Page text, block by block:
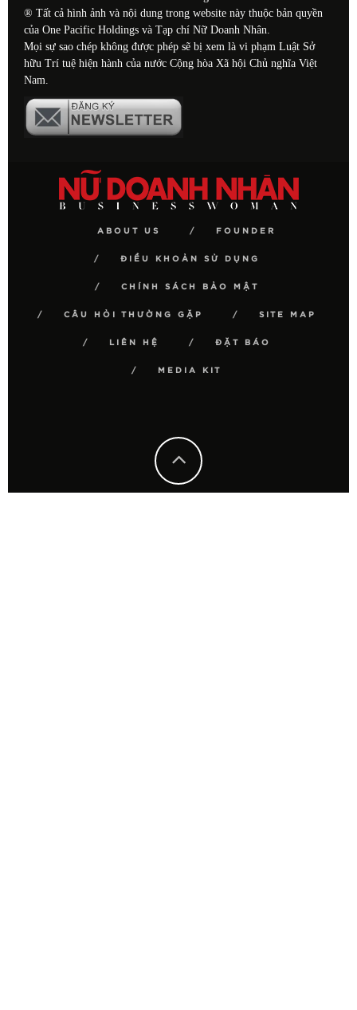
® Tất cả hình ảnh và nội dung trong website này thuộc bản quyền
của One Pacific Holdings và Tạp chí Nữ Doanh Nhân.
Mọi sự sao chép không được phép sẽ bị xem là vi phạm Luật Sở
hữu Trí tuệ hiện hành của nước Cộng hòa Xã hội Chủ nghĩa Việt
Nam.
ABOUT US FOUNDER
ĐIỀU KHOẢN SỬ DỤNG
CHÍNH SÁCH BẢO MẬT
CÂU HỎI THƯỜNG GẶP SITE MAP
LIÊN HỆ ĐẶT BÁO
MEDIA KIT